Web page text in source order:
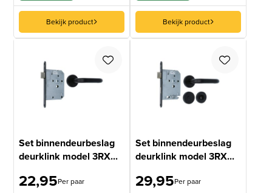
Bekijk product Bekijk product
Set binnendeurbeslag
deurklink model 3RX...
22,95Per paar
Set binnendeurbeslag
deurklink model 3RX...
29,95Per paar